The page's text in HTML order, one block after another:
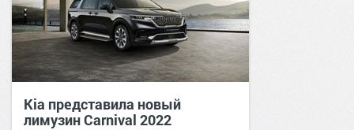
Kia представила новый
лимузин Carnival 2022